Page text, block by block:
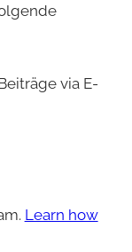
via E-
Learn how